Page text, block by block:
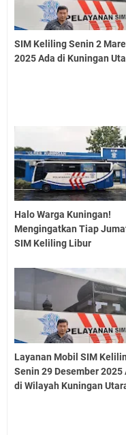
SIM Keliling Senin 2
2025 Ada di Kuningan
Halo Warga Kuningan!
Mengingatkan Tiap
SIM Keliling Libur
Layanan Mobil SIM
Senin 29 Desember 2025
di Wilayah Kuningan